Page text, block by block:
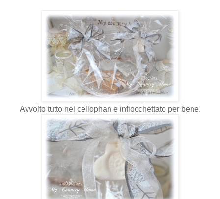
Avvolto tutto nel cellophan e infiocchettato per bene.